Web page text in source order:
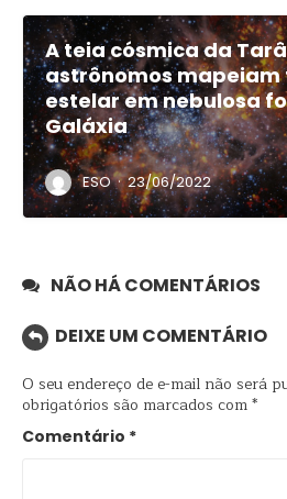
A teia cósmica da
astrônomos
estelar em nebulosa
Galáxia
ESO · 23/06/2022
NÃO HÁ COMENTÁRIOS
DEIXE UM COMENTÁRIO
O seu endereço de e-mail não será
obrigatórios são marcados com*
Comentário *